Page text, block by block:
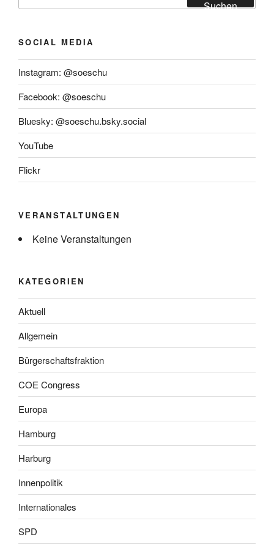
Suchen
SOCIAL MEDIA
Instagram: @soeschu
Facebook: @soeschu
Bluesky: @soeschu.bsky.social
YouTube
Flickr
VERANSTALTUNGEN
Keine Veranstaltungen
KATEGORIEN
Aktuell
Allgemein
Bürgerschaftsfraktion
COE Congress
Europa
Hamburg
Harburg
Innenpolitik
Internationales
SPD